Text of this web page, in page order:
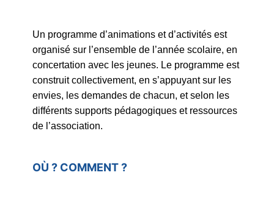
Un programme d’animations et d’activités est
organisé sur l’ensemble de l’année scolaire, en
concertation avec les jeunes. Le programme est
construit collectivement, en s’appuyant sur les
envies, les demandes de chacun, et selon les
différents supports pédagogiques et ressources
de l’association.
OÙ ? COMMENT ?